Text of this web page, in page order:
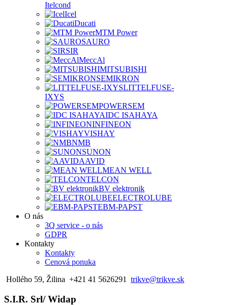
Itelcond
Icel
Ducati
MTM Power
SAURO
SIR
MeccAl
MITSUBISHI
SEMIKRON
LITTELFUSE-
IXYS
POWERSEM
IDC ISAHAYA
INFINEON
VISHAY
NMB
SUNON
AAVID
MEAN WELL
TELCON
BV elektronik
ELECTROLUBE
EBM-PAPST
O nás
3Q service - o nás
GDPR
Kontakty
Kontakty
Cenová ponuka
Hollého 59, Žilina +421 41 5626291 trikve@trikve.sk
S.I.R. Srl/ Widap